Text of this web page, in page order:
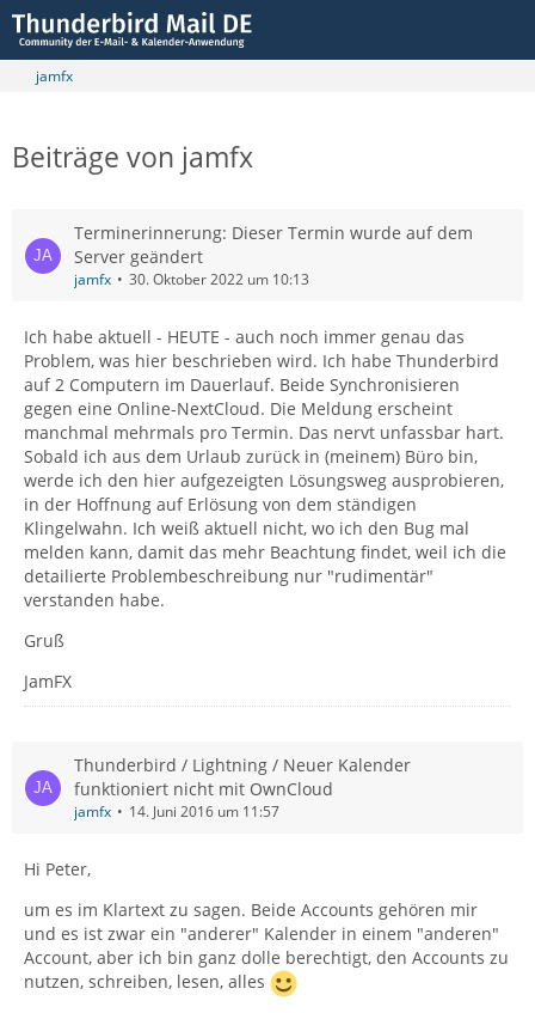
jamfx
Beiträge von jamfx
Terminerinnerung: Dieser Termin wurde auf dem
Server geändert
jamfx 30. Oktober 2022 um 10:13
Ich habe aktuell - HEUTE - auch noch immer genau das
Problem, was hier beschrieben wird. Ich habe Thunderbird
auf 2 Computern im Dauerlauf. Beide Synchronisieren
gegen eine Online-NextCloud. Die Meldung erscheint
manchmal mehrmals pro Termin. Das nervt unfassbar hart.
Sobald ich aus dem Urlaub zurück in (meinem) Büro bin,
werde ich den hier aufgezeigten Lösungsweg ausprobieren,
in der Hoffnung auf Erlösung von dem ständigen
Klingelwahn. Ich weiß aktuell nicht, wo ich den Bug mal
melden kann, damit das mehr Beachtung findet, weil ich die
detailierte Problembeschreibung nur "rudimentär"
verstanden habe.
Gruß
JamFX
Thunderbird / Lightning / Neuer Kalender
funktioniert nicht mit OwnCloud
jamfx 14. Juni 2016 um 11:57
Hi Peter,
um es im Klartext zu sagen. Beide Accounts gehören mir
und es ist zwar ein "anderer" Kalender in einem "anderen"
Account, aber ich bin ganz dolle berechtigt, den Accounts zu
nutzen, schreiben, lesen, alles